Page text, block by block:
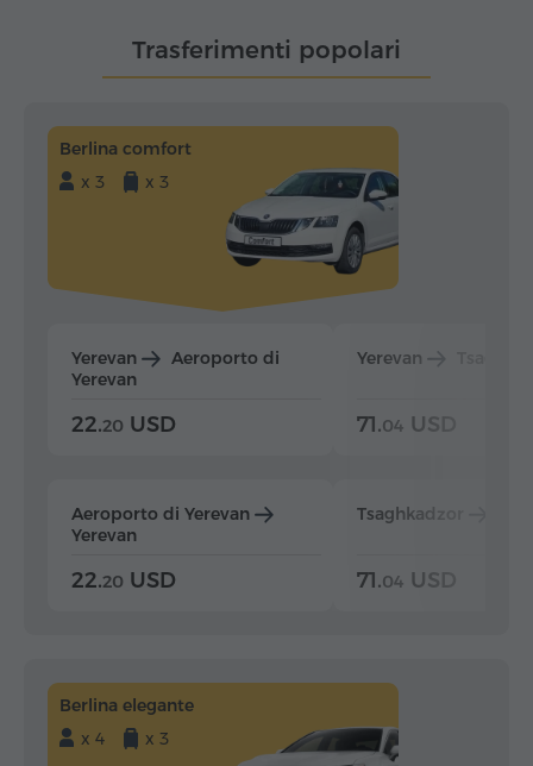
Trasferimenti popolari
Berlina comfort
x 3
x 3
Yerevan
Aeroporto di
Yerevan
22.20 USD
Aeroporto di Yerevan
Yerevan
22.20 USD
Yerevan
71.04 USD
Tsaghkadzor
71.04 USD
Berlina elegante
x 4
x 3